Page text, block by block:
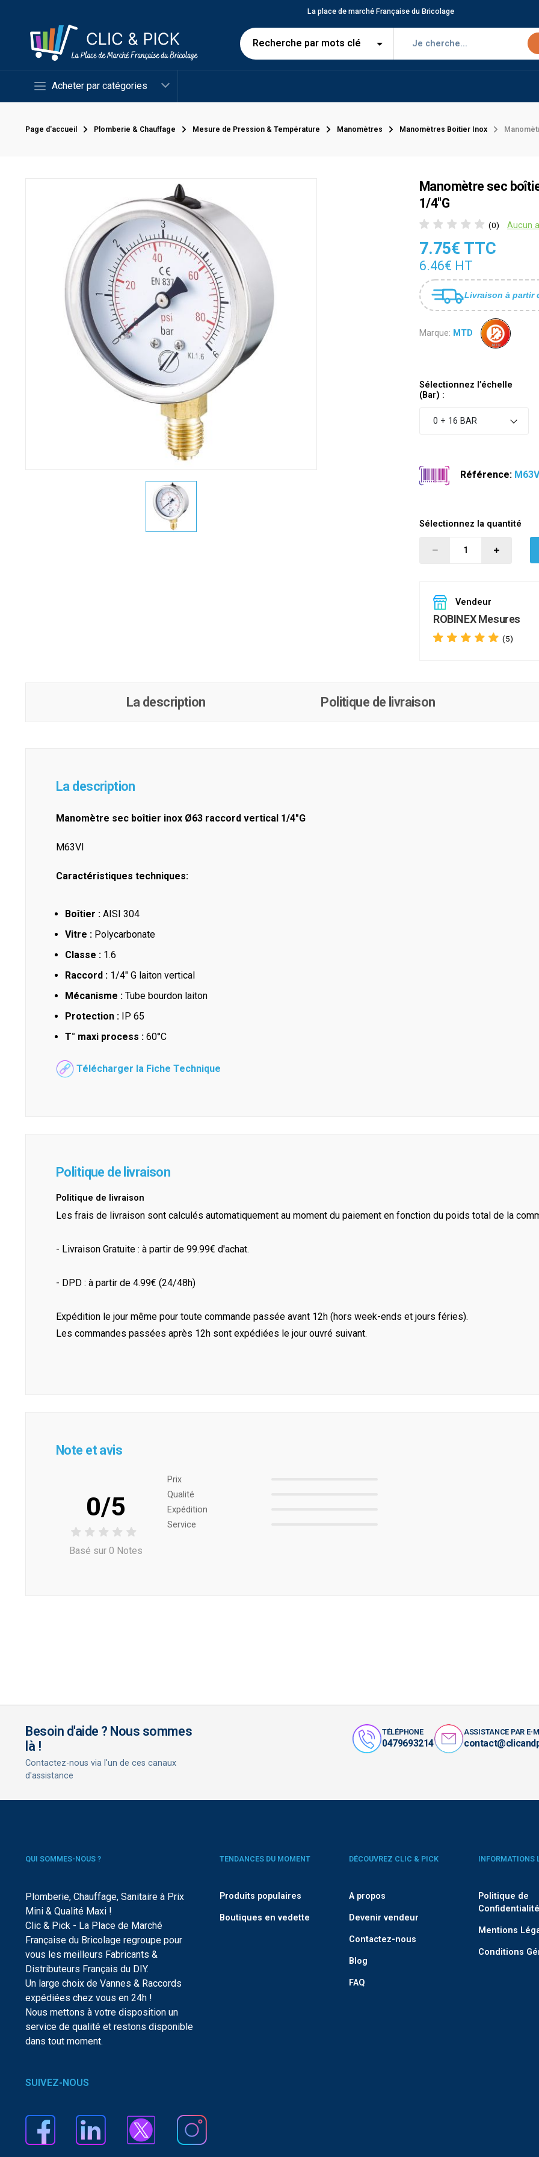
La place de marché Française du Bricolage
Acheter par catégories
Page d'accueil Plomberie & Chauffage Mesure de Pression & Température Manomètres Manomètres Boitier Inox
Manomètre sec
1/4"G
(0) Aucun
7.75€ TTC
6.46€ HT
Livraison à partir
Marque: MTD
Sélectionnez l’échelle
(Bar) :
0 + 16 BAR
Référence:
Sélectionnez la quantité
Vendeur
ROBINEX Mesures
(5)
La description Politique de livraison
La description
Manomètre sec boîtier inox Ø63 raccord vertical 1/4"G
M63VI
Caractéristiques techniques:
Boîtier : AISI 304
Vitre : Polycarbonate
Classe : 1.6
Raccord : 1/4" G laiton vertical
Mécanisme : Tube bourdon laiton
Protection : IP 65
T° maxi process : 60°C
Télécharger la Fiche Technique
Politique de livraison
Politique de livraison
Les frais de livraison sont calculés automatiquement au moment du paiement en fonction du poids total de la
- Livraison Gratuite : à partir de 99.99€ d'achat.
- DPD : à partir de 4.99€ (24/48h)
Expédition le jour même pour toute commande passée avant 12h (hors week-ends et jours féries).
Les commandes passées après 12h sont expédiées le jour ouvré suivant.
Note et avis
0/5
Basé sur 0 Notes
Prix ​​
Qualité
Expédition
Service
Besoin d'aide ? Nous sommes
là !
Contactez-nous via l'un de ces canaux
d'assistance
TÉLÉPHONE
0479693214
ASSISTANCE PAR E-
QUI SOMMES-NOUS ?
Plomberie, Chauffage, Sanitaire à Prix
Mini & Qualité Maxi !
Clic & Pick - La Place de Marché
Française du Bricolage regroupe pour
vous les meilleurs Fabricants &
Distributeurs Français du DIY.
Un large choix de Vannes & Raccords
expédiées chez vous en 24h !
Nous mettons à votre disposition un
service de qualité et restons disponible
dans tout moment.
TENDANCES DU MOMENT
Produits populaires
Boutiques en vedette
DÉCOUVREZ CLIC & PICK
A propos
Devenir vendeur
Contactez-nous
Blog
FAQ
INFORMATIONS
Politique de
Confidentialité
Mentions
Conditions
SUIVEZ-NOUS